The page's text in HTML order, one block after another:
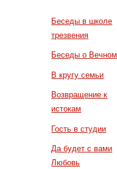
Беседы в школе
трезвения
Беседы о Вечном
В кругу семьи
Возвращение к
истокам
Гость в студии
Да будет с вами
Любовь